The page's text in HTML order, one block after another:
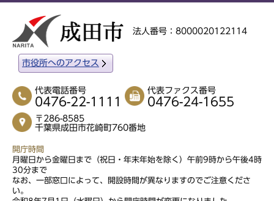
法人番号：8000020122114
市役所へのアクセス
代表電話番号
0476-22-1111
代表ファクス番号
0476-24-1655
〒286-8585
千葉県成田市花崎町760番地
開庁時間
月曜日から金曜日まで（祝日・年末年始を除く）午前9時から午後4時
30分まで
なお、一部窓口によって、開設時間が異なりますのでご注意くださ
い。